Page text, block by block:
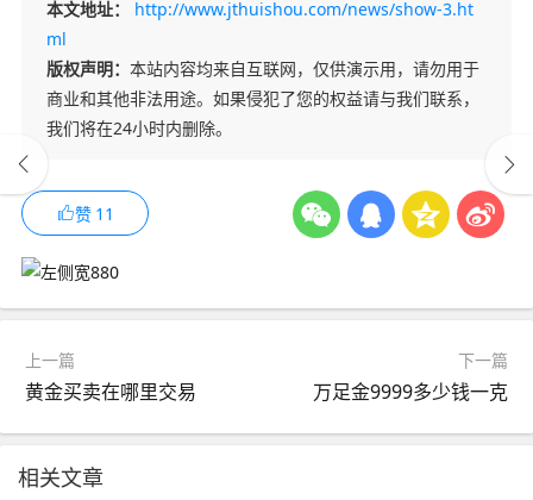
本文地址：
http://www.jthuishou.com/news/show-3.ht
ml
版权声明： 本站内容均来自互联网，仅供演示用，请勿用于
商业和其他非法用途。如果侵犯了您的权益请与我们联系，
我们将在24小时内删除。
赞 11
上一篇
黄金买卖在哪里交易
下一篇
万足金9999多少钱一克
相关文章